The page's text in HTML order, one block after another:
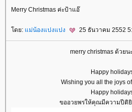
Merry Christmas ค่ะป้าแอ๊
ดย: ม่น้องแปงแปง 25 ธันวาคม 2552
merry christmas ด้วยน
Happy
Wishing you all the joys
Happy
ขออวยพรให้คุณมีความปีติ